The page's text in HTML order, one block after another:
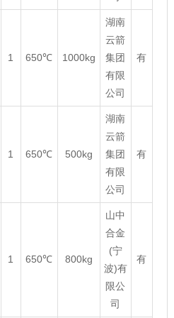
1 650℃ 1000kg
湖南
云箭
集团
有限
公司
有
1 650℃ 500kg
湖南
云箭
集团
有限
公司
有
1 650℃ 800kg
山中
合金
(宁
波)有
限公
司
有